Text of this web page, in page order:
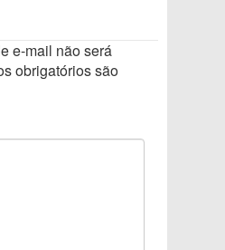
e-mail não será
obrigatórios são